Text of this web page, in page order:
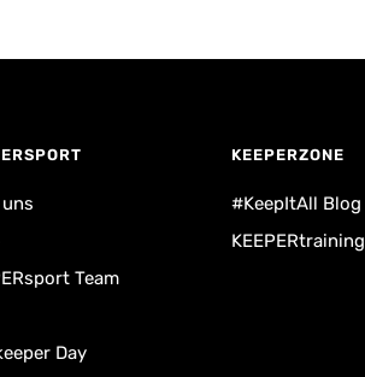
Team
Day
KEEPERZONE
#KeepItAll Blog
KEEPERtraining